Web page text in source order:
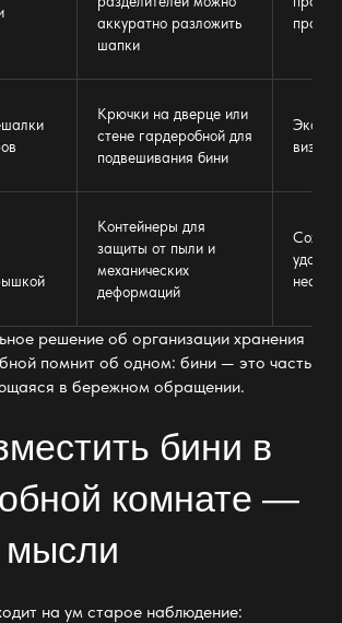
аккуратно разложить
шапки
Крючки на дверце или
стене гардеробной для
подвешивания бини
Контейнеры для
защиты от пыли и
механических
деформаций
удобно
решение об организации хранения
помнит об одном: бини — это часть
в бережном обращении.
бини в
комнате —
мысли
на ум старое наблюдение: